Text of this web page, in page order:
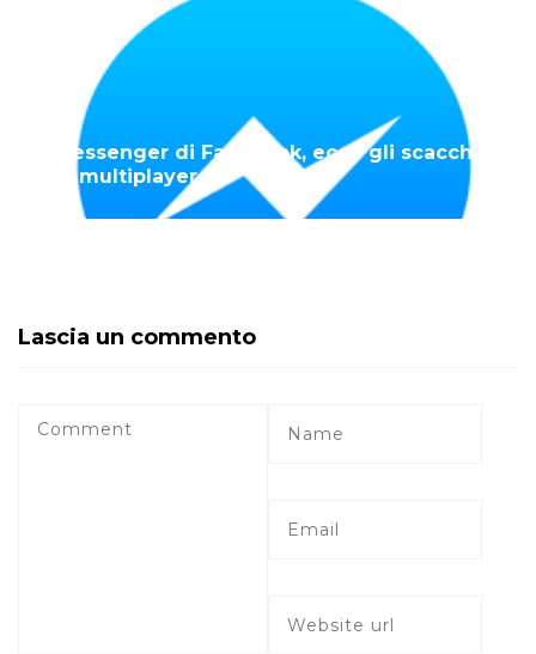
Messenger di Facebook, ecco gli scacchi
in multiplayer
Lascia un commento